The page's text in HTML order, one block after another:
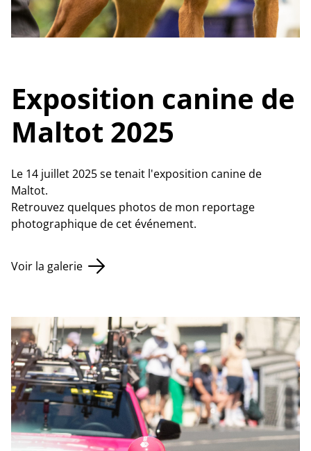
Exposition canine de
Maltot 2025
Le 14 juillet 2025 se tenait l'exposition canine de
Maltot.
Retrouvez quelques photos de mon reportage
photographique de cet événement.
Voir la galerie